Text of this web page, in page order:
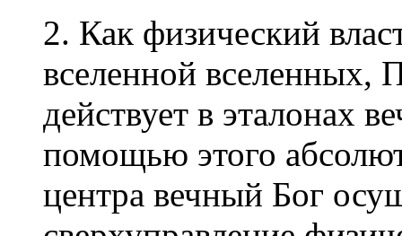
2. Как физический
вселенной вселенных,
действует в эталонах
помощью этого
центра вечный Бог